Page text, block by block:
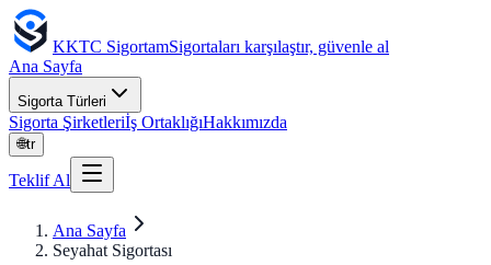
KKTC SigortamSigortaları karşılaştır, güvenle al
Ana Sayfa
Sigorta Türleri
Sigorta Şirketleriİş OrtaklığıHakkımızda
🌐tr
Teklif Al
Ana Sayfa
Seyahat Sigortası